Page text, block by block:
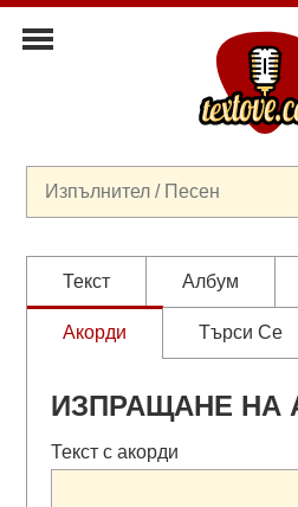
Текст Албум
Акорди Търси Се
ИЗПРАЩАНЕ НА
Текст с акорди